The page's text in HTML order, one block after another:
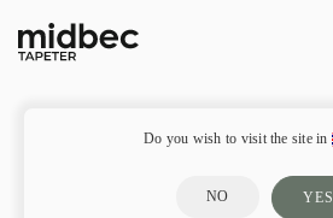
Do you wish to visit the site in
NO YES